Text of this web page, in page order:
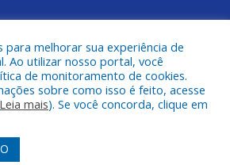
a Câmara Municipal de Gurupá.
Área Administrativa
para melhorar sua experiência de
Ao utilizar nosso portal, você
de monitoramento de cookies.
sobre como isso é feito, acesse
Leia mais). Se você concorda, clique em